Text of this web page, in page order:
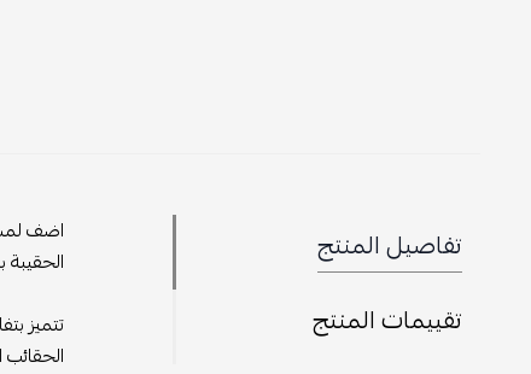
تفاصيل المنتج
تقييمات المنتج
الحقيبة
تتميز
الحقائب